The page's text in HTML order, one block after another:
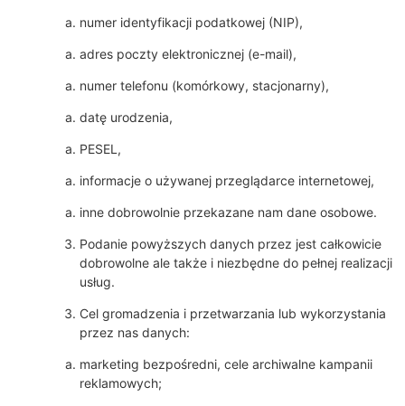
numer identyfikacji podatkowej (NIP),
adres poczty elektronicznej (e-mail),
numer telefonu (komórkowy, stacjonarny),
datę urodzenia,
PESEL,
informacje o używanej przeglądarce internetowej,
inne dobrowolnie przekazane nam dane osobowe.
Podanie powyższych danych przez jest całkowicie
dobrowolne ale także i niezbędne do pełnej realizacji
usług.
Cel gromadzenia i przetwarzania lub wykorzystania
przez nas danych:
marketing bezpośredni, cele archiwalne kampanii
reklamowych;